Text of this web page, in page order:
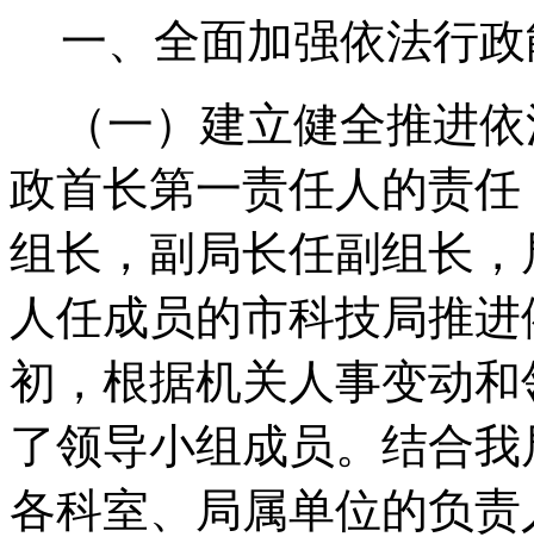
一、全面加强依法行
（一）建立健全推进
政首长第一责任人的责
组长，副局长任副组长
人任成员的市科技局推
初，根据机关人事变动
了领导小组成员。结合
各科室、局属单位的负